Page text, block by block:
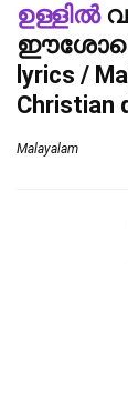
ഉള്ളിൽ
ഈശോയെ
lyrics /
Christian
Malayalam